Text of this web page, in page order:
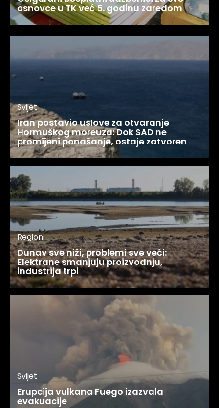
osnovce u TK već 5. godinu zaredom
Svijet
Iran postavio uslove za otvaranje
Hormuškog moreuza: Dok SAD ne
promijeni ponašanje, ostaje zatvoren
Region
Dunav sve niži, problemi sve veći:
Elektrane smanjuju proizvodnju,
industrija trpi
Svijet
Erupcija vulkana Fuego izazvala
evakuacije